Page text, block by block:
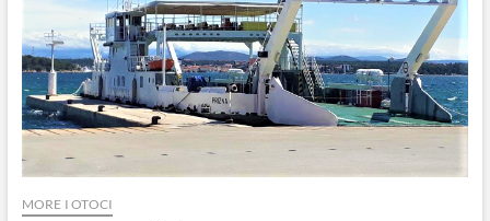
mještanima
o
nizu
mjera
koje
donosi
MORE I OTOCI